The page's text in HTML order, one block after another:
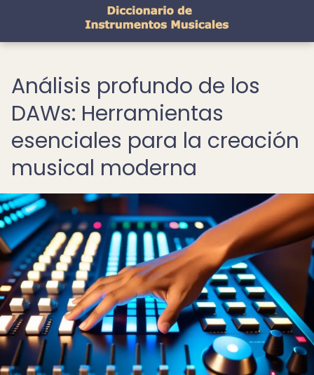
Análisis profundo de los
DAWs: Herramientas
esenciales para la creación
musical moderna